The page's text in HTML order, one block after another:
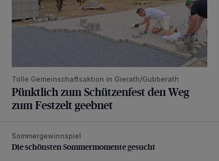
Tolle Gemeinschaftsaktion in Gierath/Gubberath
Pünktlich zum Schützenfest den Weg
zum Festzelt geebnet
Die schönsten Sommermomente gesucht
Sommergewinnspiel
Die schönsten Sommermomente gesucht